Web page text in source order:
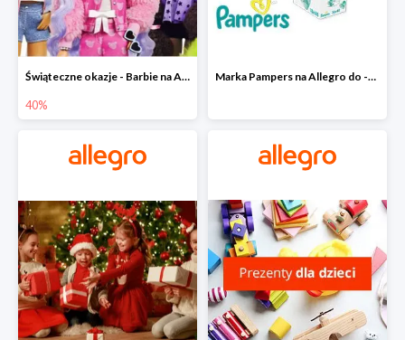
Świąteczne okazje - Barbie na Allegro do -40%
40%
Marka Pampers na Allegro do -35%